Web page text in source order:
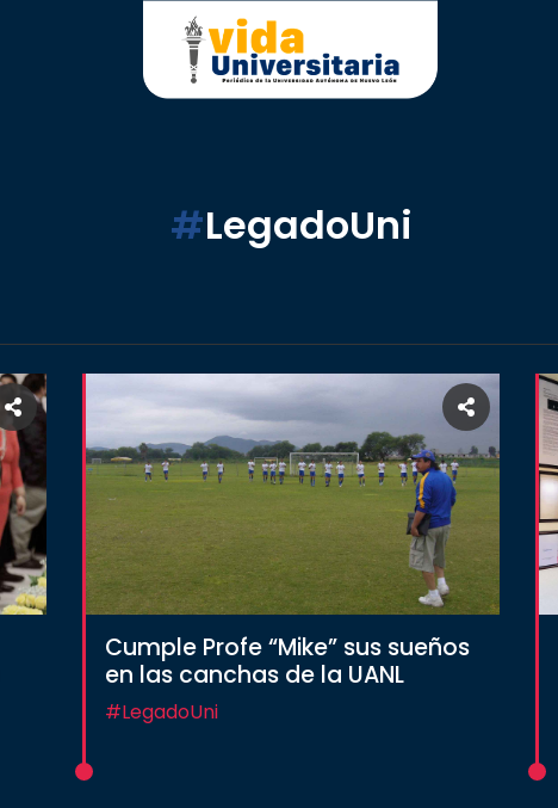
#LegadoUni
Cumple Profe “Mike” sus sueños
en las canchas de la UANL
#LegadoUni